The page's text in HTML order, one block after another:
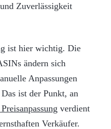
Zuverlässigkeit
ist hier wichtig. Die
ändern sich
Anpassungen
ist der Punkt, an
verdient
Verkäufer.